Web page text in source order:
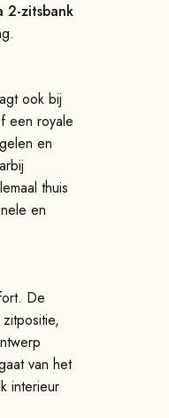
2-zitsbank
ook bij
een royale
en
thuis
en
De
van het
interieur